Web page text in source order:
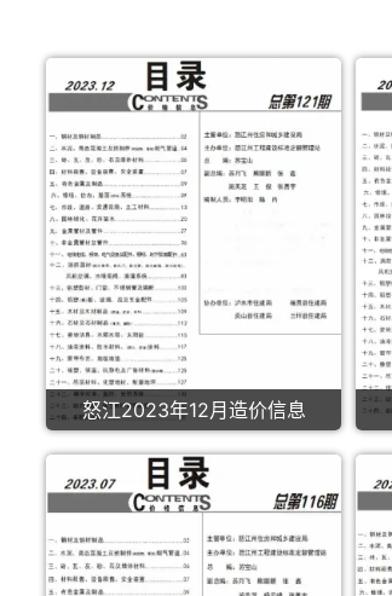
怒江2023年12月造价信息